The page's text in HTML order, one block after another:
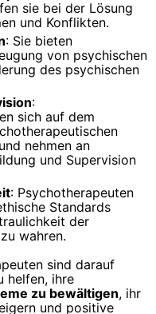
sie bei der Lösung
und Konflikten.
: Sie bieten
von psychischen
des psychischen
:
sich auf dem
nehmen an
und Supervision
: Psychotherapeuten
Standards
der
wahren.
sind darauf
helfen, ihre
zu bewältigen, ihr
und positive